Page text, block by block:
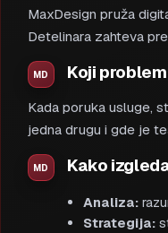
MaxDesign pruža
Detelinara zahteva
Koji
Kada poruka usluge,
jedna drugu i gde je
Kako
Analiza:
Strategija: